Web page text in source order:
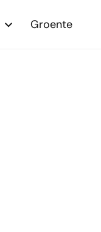
Groente